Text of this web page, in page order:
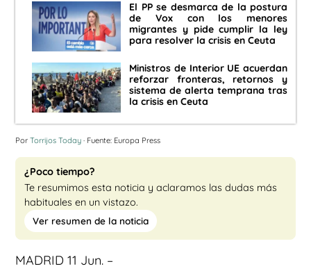
El PP se desmarca de la postura
de Vox con los menores
migrantes y pide cumplir la ley
para resolver la crisis en Ceuta
Ministros de Interior UE acuerdan
reforzar fronteras, retornos y
sistema de alerta temprana tras
la crisis en Ceuta
Por Torrijos Today · Fuente: Europa Press
¿Poco tiempo?
Te resumimos esta noticia y aclaramos las dudas más
habituales en un vistazo.
Ver resumen de la noticia
MADRID 11 Jun. –